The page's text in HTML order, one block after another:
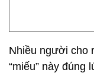
Nhiều người cho
“miếu” này đúng